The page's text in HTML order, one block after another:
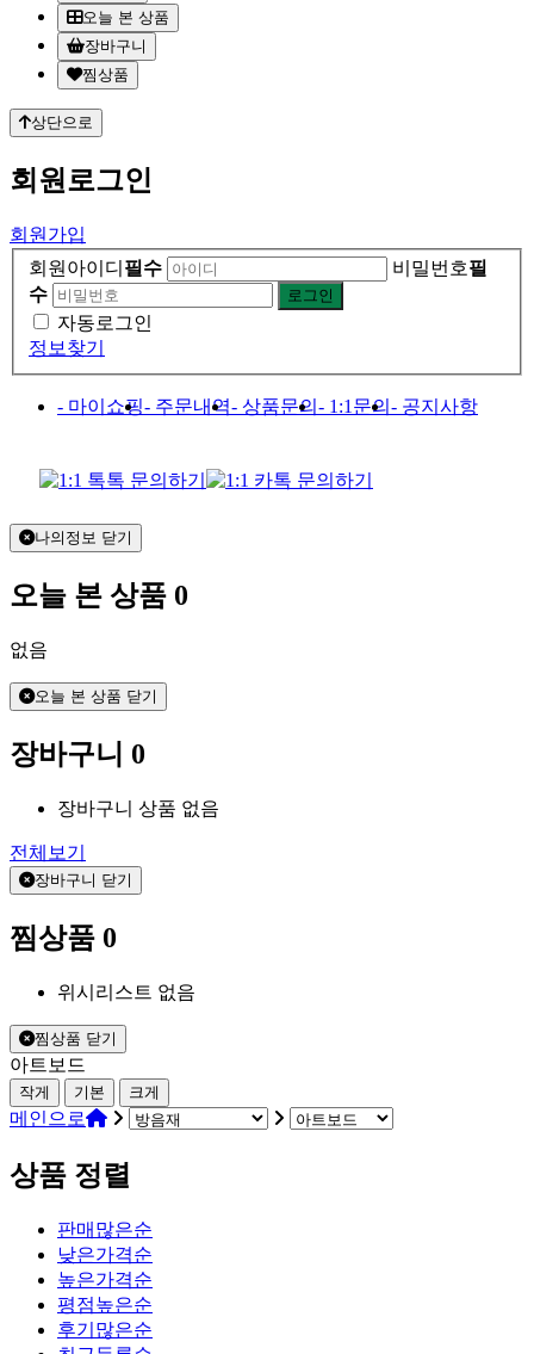
오늘 본 상품
장바구니
찜상품
상단으로
회원 로그인
회원가입
회원아이디 필수 비밀번호필
수
자동로그인
정보찾기
- 마이쇼핑- 주문내역- 상품문의 - 1:1문의 - 공지사항
나의정보 닫기
오늘 본 상품 0
없음
오늘 본 상품 닫기
장바구니 0
장바구니 상품 없음
전체보기
장바구니 닫기
찜상품 0
위시리스트 없음
찜상품 닫기
아트보드
작게 기본 크게
메인으로
상품 정렬
판매많은순
낮은가격순
높은가격순
평점높은순
후기많은순